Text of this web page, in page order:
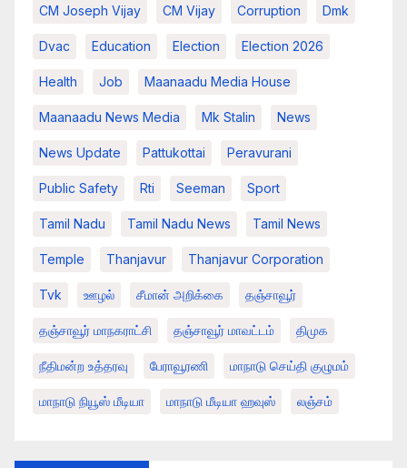
CM Joseph Vijay CM Vijay Corruption Dmk
Dvac Education Election Election 2026
Health Job Maanaadu Media House
Maanaadu News Media Mk Stalin News
News Update Pattukottai Peravurani
Public Safety Rti Seeman Sport
Tamil Nadu Tamil Nadu News Tamil News
Temple Thanjavur Thanjavur Corporation
Tvk ஊழல் சீமான் அறிக்கை தஞ்சாவூர்
தஞ்சாவூர் மாநகராட்சி தஞ்சாவூர் மாவட்டம் திமுக
நீதிமன்ற உத்தரவு பேராவூரணி மாநாடு செய்தி குழுமம்
மாநாடு நியூஸ் மீடியா மாநாடு மீடியா ஹவுஸ் லஞ்சம்